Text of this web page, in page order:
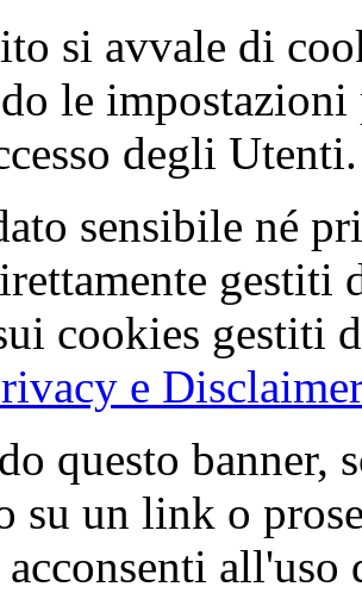
si avvale di
le
degli Utenti.
sensibile né
gestiti
cookies gestiti
e Disclaimer
questo banner,
su un link o
acconsenti all'uso